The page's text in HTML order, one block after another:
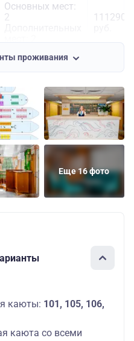
Основных мест:
2
111290
проживания
Еще 16 фото
каюты: 101, 105, 106,
каюта со всеми